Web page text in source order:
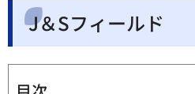
J＆Sフィールド